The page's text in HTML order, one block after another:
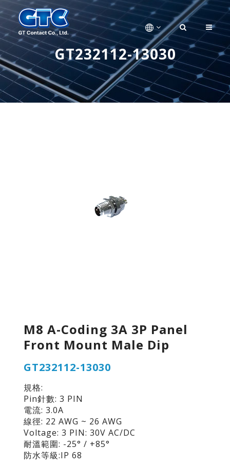
GT232112-13030
M8 A-Coding 3A 3P Panel
Front Mount Male Dip
GT232112-13030
規格:
Pin針數: 3 PIN
電流: 3.0A
線徑: 22 AWG ~ 26 AWG
Voltage: 3 PIN: 30V AC/DC
耐溫範圍: -25° / +85°
防水等級:IP 68